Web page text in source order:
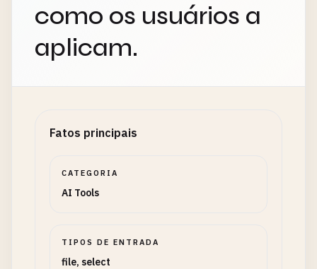
como os usuários a
aplicam.
Fatos principais
CATEGORIA
AI Tools
TIPOS DE ENTRADA
file, select